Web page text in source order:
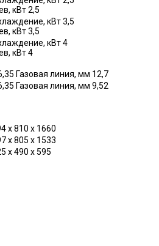
кВт 2,5
кВт 3,5
кВт 3,5
кВт 4
кВт 4
Газовая линия, мм 12,7
Газовая линия, мм 9,52
x 810 x 1660
x 805 x 1533
x 490 x 595